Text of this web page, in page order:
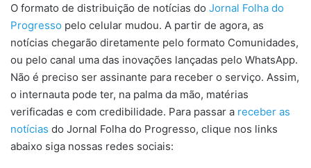
O formato de distribuição de notícias do Jornal Folha do
Progresso pelo celular mudou. A partir de agora, as
notícias chegarão diretamente pelo formato Comunidades,
ou pelo canal uma das inovações lançadas pelo WhatsApp.
Não é preciso ser assinante para receber o serviço. Assim,
o internauta pode ter, na palma da mão, matérias
verificadas e com credibilidade. Para passar a receber as
notícias do Jornal Folha do Progresso, clique nos links
abaixo siga nossas redes sociais: